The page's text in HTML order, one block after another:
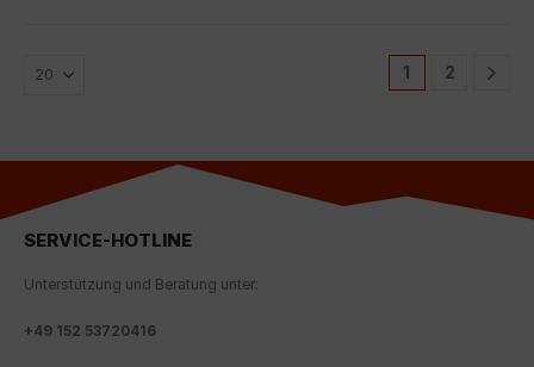
1 2
SERVICE-HOTLINE
Unterstützung und Beratung unter:
+49 152 53720416